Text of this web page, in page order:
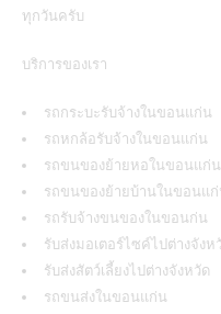
ทุกวันครับ
บริการของเรา
รถกระบะรับจ้างในขอนแก่น
รถหกล้อรับจ้างในขอนแก่น
รถขนของย้ายหอในขอนแก่น
รถขนของย้ายบ้านในขอนแ
รถรับจ้างขนของในขอนก่น
รับส่งมอเตอร์ไซค์ไปต่างจังห
รับส่งสัตว์เลี้ยงไปต่างจังหวัด
รถขนส่งในขอนแก่น